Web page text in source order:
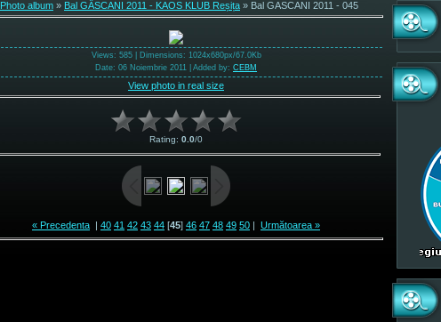
Photo album » Bal GÂSCANI 2011 - KAOS KLUB Reșița » Bal GASCANI 2011 - 045
Views: 585 | Dimensions: 1024x680px/67.0Kb
Date: 06 Noiembrie 2011 | Added by: CEBM
View photo in real size
Rating: 0.0/0
« Precedenta | 40 41 42 43 44 [45] 46 47 48 49 50 | Următoarea »